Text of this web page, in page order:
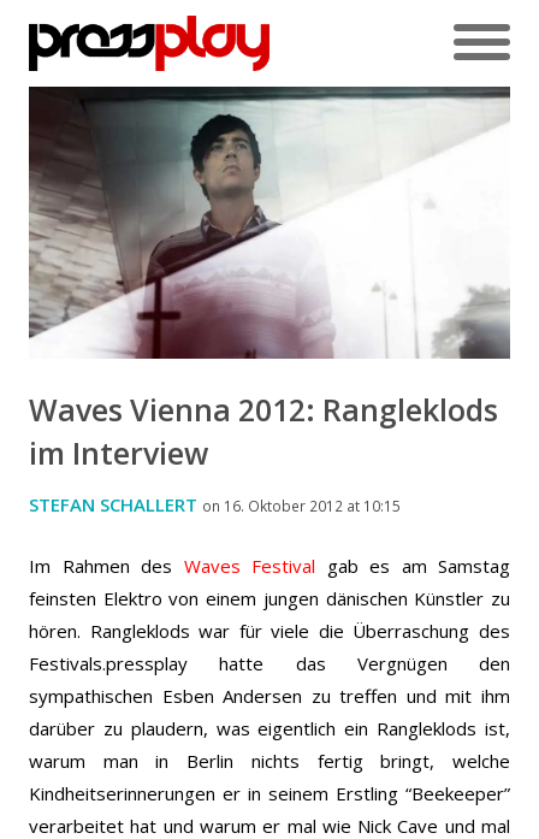
Waves Vienna 2012: Rangleklods
im Interview
STEFAN SCHALLERT on 16. Oktober 2012 at 10:15
Im Rahmen des Waves Festival gab es am Samstag
feinsten Elektro von einem jungen dänischen Künstler zu
hören. Rangleklods war für viele die Überraschung des
Festivals.pressplay hatte das Vergnügen den
sympathischen Esben Andersen zu treffen und mit ihm
darüber zu plaudern, was eigentlich ein Rangleklods ist,
warum man in Berlin nichts fertig bringt, welche
Kindheitserinnerungen er in seinem Erstling “Beekeeper”
verarbeitet hat und warum er mal wie Nick Cave und mal